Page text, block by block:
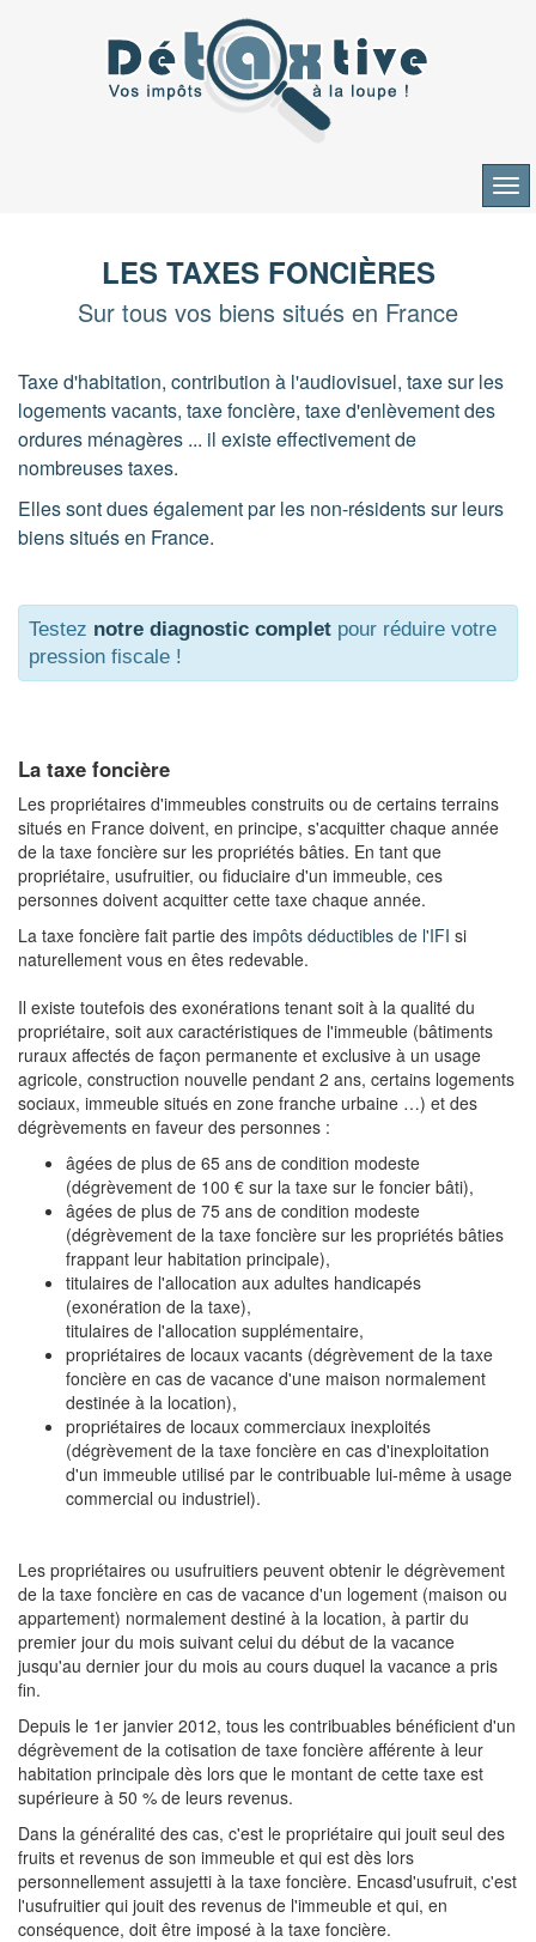
LES TAXES FONCIÈRES
Sur tous vos biens situés en France
Taxe d'habitation, contribution à l'audiovisuel, taxe sur les
logements vacants, taxe foncière, taxe d'enlèvement des
ordures ménagères ... il existe effectivement de
nombreuses taxes.
Elles sont dues également par les non-résidentssur leurs
biens situés en France.
Testez notre diagnostic complet pour réduire votre
pression fiscale !
La taxe foncière
Les propriétaires d'immeubles construits ou de certains terrains
situés en France doivent, en principe, s'acquitter chaque année
de la taxe foncière sur les propriétés bâties. En tant que
propriétaire, usufruitier, ou fiduciaire d'un immeuble, ces
personnes doivent acquitter cette taxe chaque année.
La taxe foncière fait partie des impôts déductibles de l'IFI si
naturellement vous en êtes redevable.
Il existe toutefois des exonérations tenant soit à la qualité du
propriétaire, soit aux caractéristiques de l'immeuble (bâtiments
ruraux affectés de façon permanente et exclusive à un usage
agricole, construction nouvelle pendant 2 ans, certains logements
sociaux, immeuble situés en zone franche urbaine …) et des
dégrèvements en faveur des personnes :
âgées de plus de 65 ans de condition modeste
(dégrèvement de 100 € sur la taxe sur le foncier bâti),
âgées de plus de 75 ans de condition modeste
(dégrèvement de la taxe foncière sur les propriétés bâties
frappant leur habitation principale),
titulaires de l'allocation aux adultes handicapés
(exonération de la taxe),
titulaires de l'allocation supplémentaire,
propriétaires de locaux vacants (dégrèvement de la taxe
foncière en cas de vacance d'une maison normalement
destinée à la location),
propriétaires de locaux commerciaux inexploités
(dégrèvement de la taxe foncière en cas d'inexploitation
d'un immeuble utilisé par le contribuable lui-même à usage
commercial ou industriel).
Les propriétaires ou usufruitiers peuvent obtenir le dégrèvement
de la taxe foncière en cas de vacance d'un logement (maison ou
appartement) normalement destiné à la location, à partir du
premier jour du mois suivant celui du début de la vacance
jusqu'au dernier jour du mois au cours duquel la vacance a pris
fin.
Depuis le 1er janvier 2012, tous les contribuables bénéficient d'un
dégrèvement de la cotisation de taxe foncière afférente à leur
habitation principale dès lors que le montant de cette taxe est
supérieure à 50 % de leurs revenus.
Dans la généralité des cas, c'est le propriétaire qui jouit seul des
fruits et revenus de son immeuble et qui est dès lors
personnellement assujetti à la taxe foncière. Encasd'usufruit, c'est
l'usufruitier qui jouit des revenus de l'immeuble et qui, en
conséquence, doit être imposé à la taxe foncière.